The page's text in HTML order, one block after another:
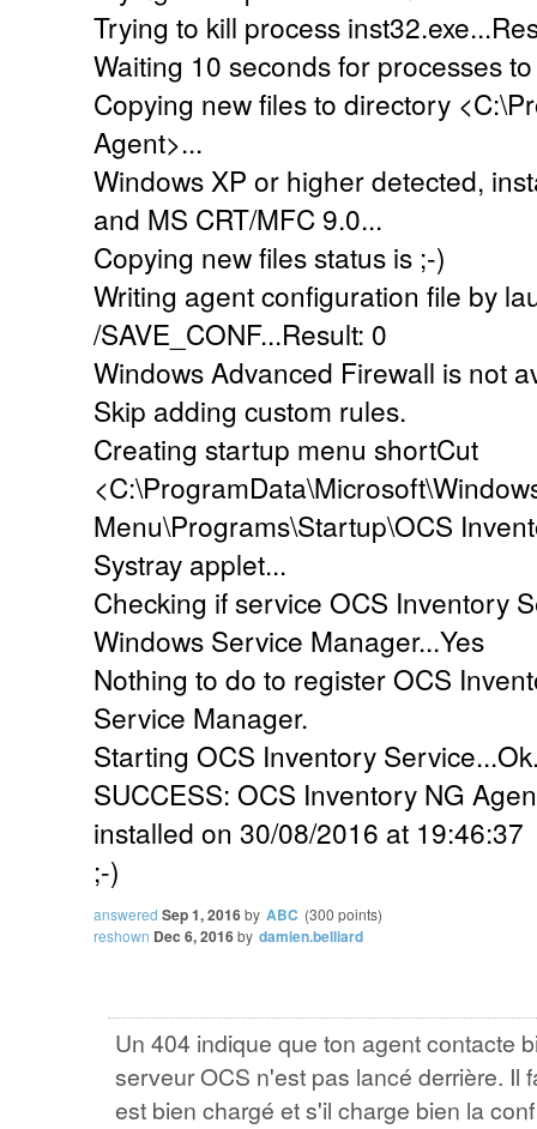
Trying to kill process
Waiting 10 seconds for processes
Copying new files to directory
Agent>...
Windows XP or higher detected,
and MS CRT/MFC 9.0...
Copying new files status is ;-)
Writing agent configuration file by
/SAVE_CONF...Result: 0
Windows Advanced Firewall is not
Skip adding custom rules.
Creating startup menu shortCut
Menu\Programs\Startup\OCS
Systray applet...
Checking if service OCS Inventory
Windows Service Manager...Yes
Nothing to do to register OCS
Service Manager.
Starting OCS Inventory
SUCCESS: OCS Inventory NG
installed on 30/08/2016 at 19:46:37
;-)
answered Sep 1, 2016by ABC (300 points)
reshown Dec 6, 2016by damien.belliard
Un 404 indique que ton agent contacte
serveur OCS n'est pas lancé derrière. Il
est bien chargé et s'il charge bien la